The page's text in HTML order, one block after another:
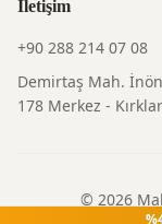
%
İletişim
+90 288 214 07 08
Demirtaş Mah.
178 Merkez -
© 2026